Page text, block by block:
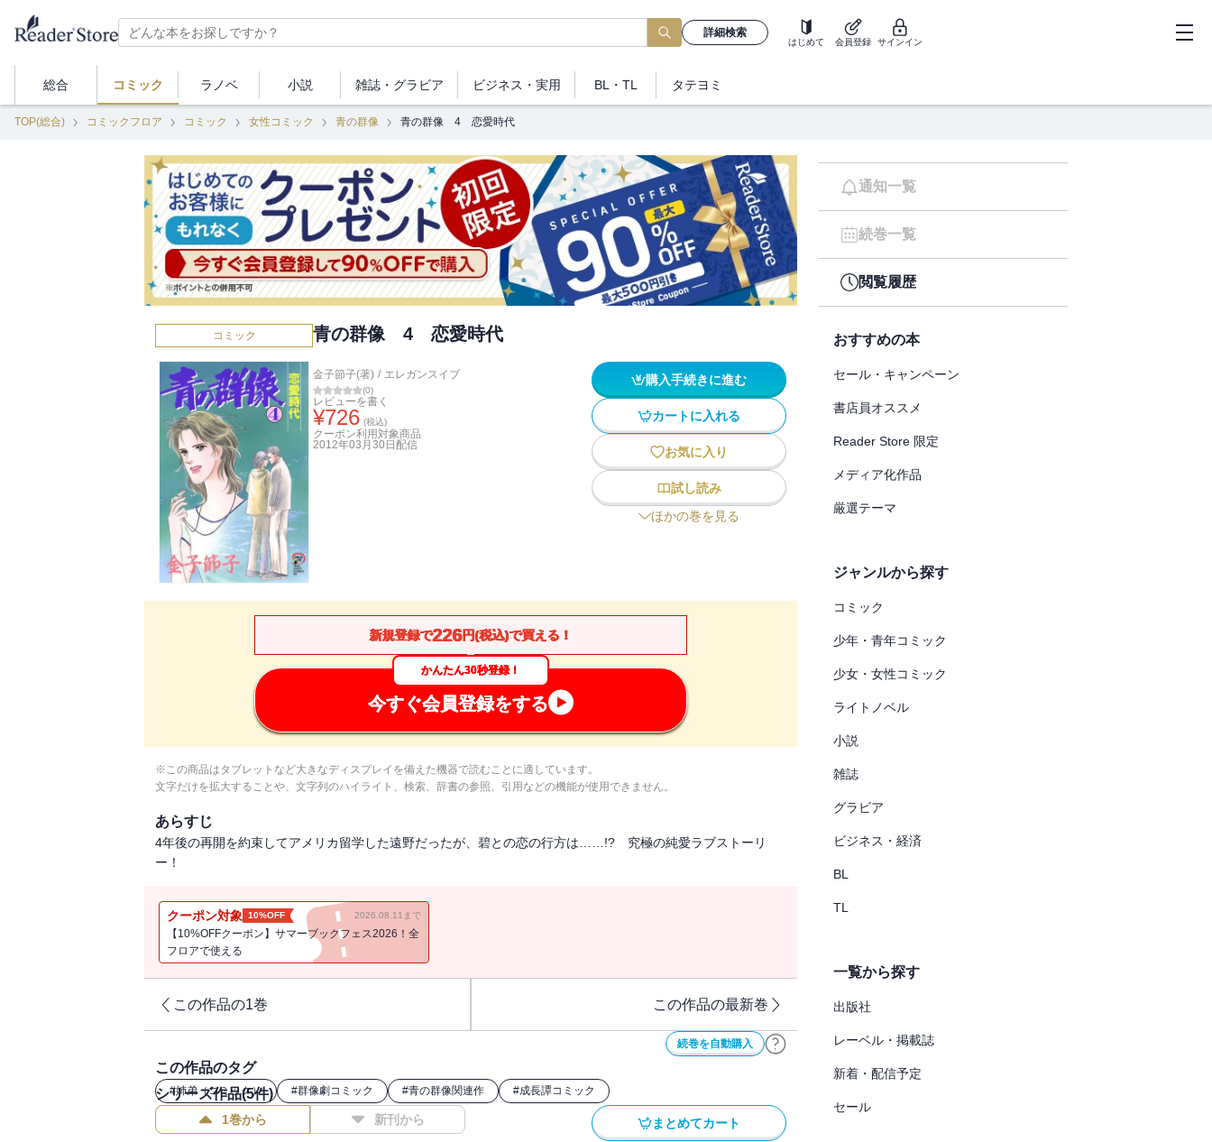
詳細検索
はじめて 会員登録 サインイン
総合 コミック ラノベ 小説 雑誌・ グラビア ビジネス ・実用 BL・TL タテヨミ
TOP(総合) コミックフロア コミック 女性コミック 青の群像 青の群像 4 恋愛時代
コミック 青の群像 4 恋愛時代
金子節子(著) / エレガンスイブ
(0)
レビューを書く
¥726 (税込)
クーポン利用対象商品
2012年03月30日 配信
購入手続きに進む
カートに入れる
お気に入り
試し読み
ほかの巻を見る
新規登録で226円(税込)で買える！
かんたん30秒登録！
今すぐ会員登録をする
※この商品はタブレットなど大きなディスプレイを備えた機器で読むことに適しています。
文字だけを拡大することや、文字列のハイライト、検索、辞書の参照、引用などの機能が使用できません。
あらすじ
4年後の再開を約束してアメリカ留学した遠野だったが、碧との恋の行方は……!? 究極の純愛ラブストーリ
ー！
クーポン対象 10%OFF 2026.08.11まで
【10%OFFクーポン】サマーブックフェス2026！全
フロアで使える
この作品の1巻 この作品の最新巻
続巻を自動購入
この作品のタグ
#姉弟（コミック） #群像劇コミック #青の群像関連作 #成長譚コミック
シリーズ作品(5件)
1巻から 新刊から まとめてカート
通知一覧
続巻一覧
閲覧履歴
おすすめの本
セール・キャンペーン
書店員オススメ
Reader Store 限定
メディア化作品
厳選テーマ
ジャンルから探す
コミック
少年・青年コミック
少女・女性コミック
ライトノベル
小説
雑誌
グラビア
ビジネス・経済
BL
TL
一覧から探す
出版社
レーベル・掲載誌
新着・配信予定
セール